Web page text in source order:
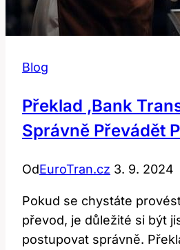
Blog
Překlad ‚bank
Správně Převádět
OdEuroTran.cz 3. 9. 2024
Pokud se chystáte
převod, je důležité si být
postupovat správně.